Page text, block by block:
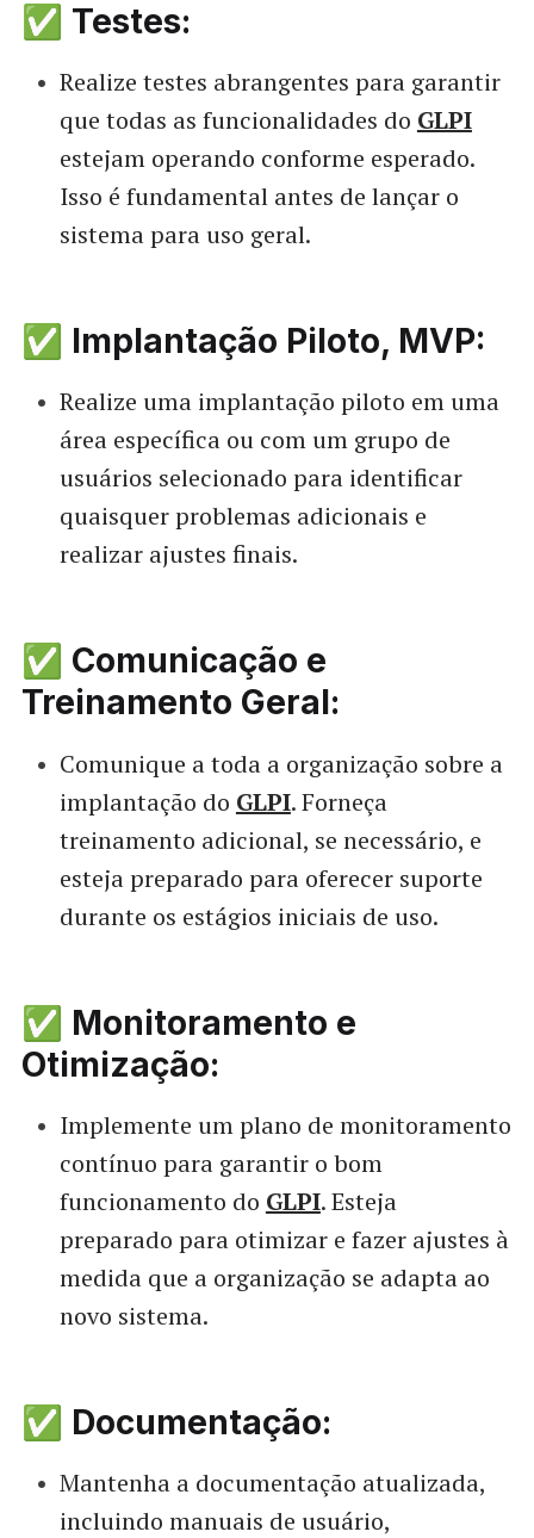
✅ Testes:
Realize testes abrangentes para garantir
que todas as funcionalidades do GLPI
estejam operando conforme esperado.
Isso é fundamental antes de lançar o
sistema para uso geral.
✅ Implantação Piloto, MVP:
Realize uma implantação piloto em uma
área específica ou com um grupo de
usuários selecionado para identificar
quaisquer problemas adicionais e
realizar ajustes finais.
✅ Comunicação e
Treinamento Geral:
Comunique a toda a organização sobre a
implantação do GLPI. Forneça
treinamento adicional, se necessário, e
esteja preparado para oferecer suporte
durante os estágios iniciais de uso.
✅ Monitoramento e
Otimização:
Implemente um plano de monitoramento
contínuo para garantir o bom
funcionamento do GLPI. Esteja
preparado para otimizar e fazer ajustes à
medida que a organização se adapta ao
novo sistema.
✅ Documentação:
Mantenha a documentação atualizada,
incluindo manuais de usuário,